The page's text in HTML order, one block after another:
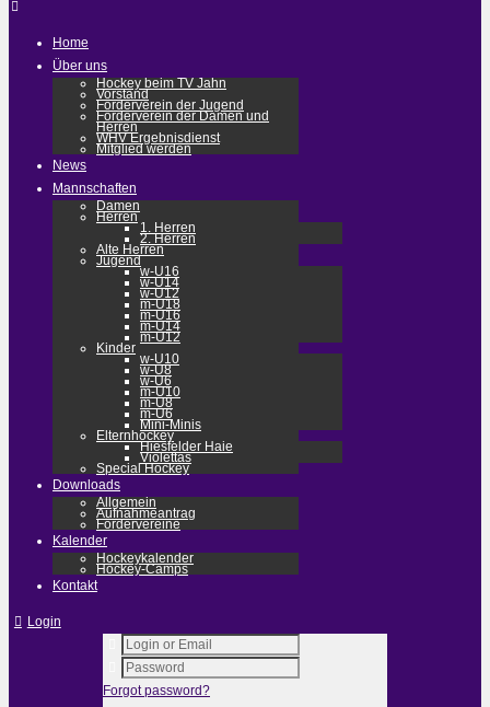
Home
Über uns
Hockey beim TV Jahn
Vorstand
Förderverein der Jugend
Förderverein der Damen und
Herren
WHV Ergebnisdienst
Mitglied werden
News
Mannschaften
Damen
Herren
1. Herren
2. Herren
Alte Herren
Jugend
w-U16
w-U14
w-U12
m-U18
m-U16
m-U14
m-U12
Kinder
w-U10
w-U8
w-U6
m-U10
m-U8
m-U6
Mini-Minis
Elternhockey
Hiesfelder Haie
Violettas
Special Hockey
Downloads
Allgemein
Aufnahmeantrag
Fördervereine
Kalender
Hockeykalender
Hockey-Camps
Kontakt
Login
Forgot password?